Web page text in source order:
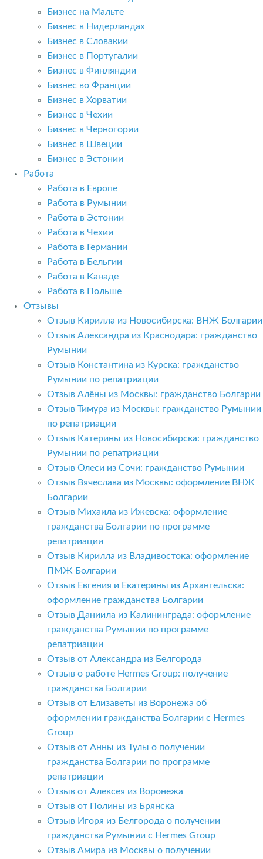
Бизнес на Мальте
Бизнес в Нидерландах
Бизнес в Словакии
Бизнес в Португалии
Бизнес в Финляндии
Бизнес во Франции
Бизнес в Хорватии
Бизнес в Чехии
Бизнес в Черногории
Бизнес в Швеции
Бизнес в Эстонии
Работа
Работа в Европе
Работа в Румынии
Работа в Эстонии
Работа в Чехии
Работа в Германии
Работа в Бельгии
Работа в Канаде
Работа в Польше
Отзывы
Отзыв Кирилла из Новосибирска: ВНЖ Болгарии
Отзыв Александра из Краснодара: гражданство
Румынии
Отзыв Константина из Курска: гражданство
Румынии по репатриации
Отзыв Алёны из Москвы: гражданство Болгарии
Отзыв Тимура из Москвы: гражданство Румынии
по репатриации
Отзыв Катерины из Новосибирска: гражданство
Румынии по репатриации
Отзыв Олеси из Сочи: гражданство Румынии
Отзыв Вячеслава из Москвы: оформление ВНЖ
Болгарии
Отзыв Михаила из Ижевска: оформление
гражданства Болгарии по программе
репатриации
Отзыв Кирилла из Владивостока: оформление
ПМЖ Болгарии
Отзыв Евгения и Екатерины из Архангельска:
оформление гражданства Болгарии
Отзыв Даниила из Калининграда: оформление
гражданства Румынии по программе
репатриации
Отзыв от Александра из Белгорода
Отзыв о работе Hermes Group: получение
гражданства Болгарии
Отзыв от Елизаветы из Воронежа об
оформлении гражданства Болгарии с Hermes
Group
Отзыв от Анны из Тулы о получении
гражданства Болгарии по программе
репатриации
Отзыв от Алексея из Воронежа
Отзыв от Полины из Брянска
Отзыв Игоря из Белгорода о получении
гражданства Румынии с Hermes Group
Отзыв Амира из Москвы о получении